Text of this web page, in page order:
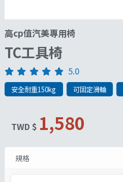
高cp值汽美專用椅
TC工具椅
5.0
安全耐重150kg 可固定滑輪
TWD $ 1,580
規格